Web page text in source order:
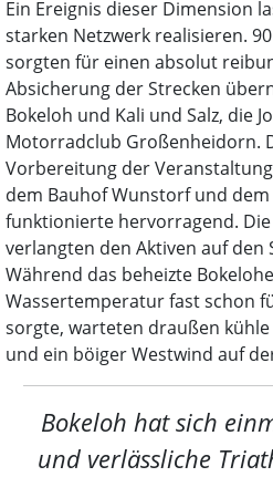
Ein Ereignis dieser Dimension
starken Netzwerk realisieren.
sorgten für einen absolut
Absicherung der Strecken
Bokeloh und Kali und Salz, die
Motorradclub Großenheidorn.
Vorbereitung der
dem Bauhof Wunstorf und
funktionierte hervorragend.
verlangten den Aktiven auf den
Während das beheizte
Wassertemperatur fast schon
sorgte, warteten draußen
und ein böiger Westwind auf
Bokeloh hat sich
und verlässliche